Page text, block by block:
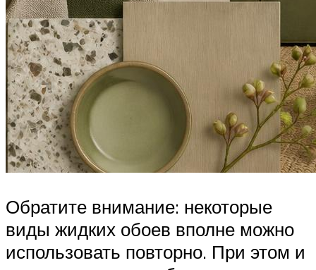
Обратите внимание: некоторые
виды жидких обоев вполне можно
использовать повторно. При этом и